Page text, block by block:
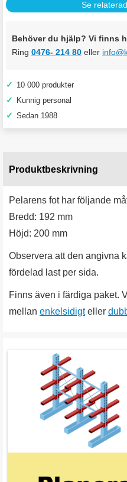
Se
Behöver du hjälp? Vi finns
Ring 0476- 214 80 eller
✓ 10 000 produkter
✓ Kunnig personal
✓ Sedan 1988
Produktbeskrivning
Pelarens fot har följande
Bredd: 192 mm
Höjd: 200 mm
Observera att den angivna
fördelad last per sida.
Finns även i färdiga paket.
mellan enkelsidigteller